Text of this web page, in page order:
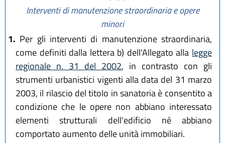
Interventi di manutenzione straordinaria e opere
minori
1. Per gli interventi di manutenzione straordinaria,
come definiti dalla lettera b) dell'Allegato alla legge
regionale n. 31 del 2002, in contrasto con gli
strumenti urbanistici vigenti alla data del 31 marzo
2003, il rilascio del titolo in sanatoria è consentito a
condizione che le opere non abbiano interessato
elementi strutturali dell'edificio né abbiano
comportato aumento delle unità immobiliari.